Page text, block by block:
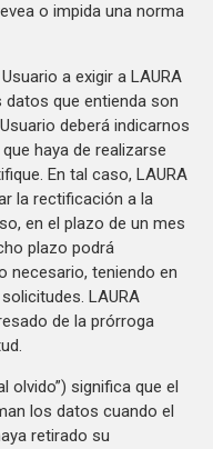
o impida una norma
a exigir a LAURA
datos que entienda son
deberá indicarnos
haya de realizarse
En tal caso, LAURA
la rectificación a la
en el plazo de un mes
plazo podrá
necesario, teniendo en
LAURA
de la prórroga
olvido”) significa que el
los datos cuando el
retirado su